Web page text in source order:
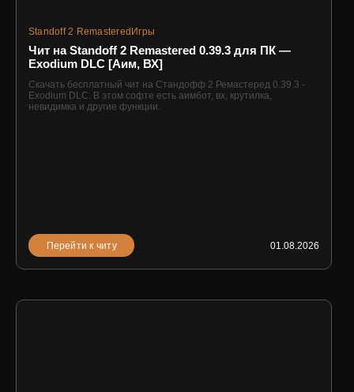
Standoff 2 Remastered Игры
Чит на Standoff 2 Remastered 0.39.3 для ПК —
Exodium DLC [Аим, ВХ]
Скачать бесплатный чит на Стандофф 2 Ремастеред 0.39.3 -
Exodium DLC. В этом софте есть аимбот, вх, крутилка,
невидимка и другие функции.
Перейти к читу 01.08.2026